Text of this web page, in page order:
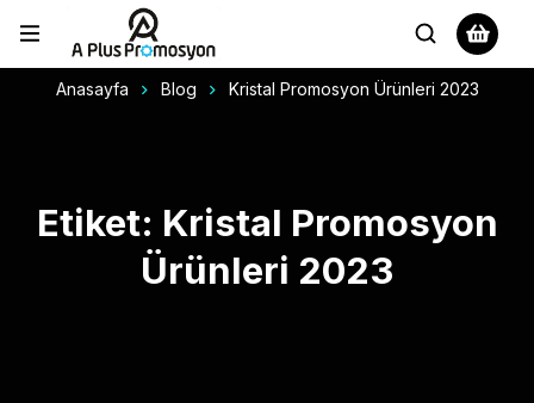
Anasayfa Blog Kristal Promosyon Ürünleri 2023
Etiket: Kristal Promosyon
Ürünleri 2023